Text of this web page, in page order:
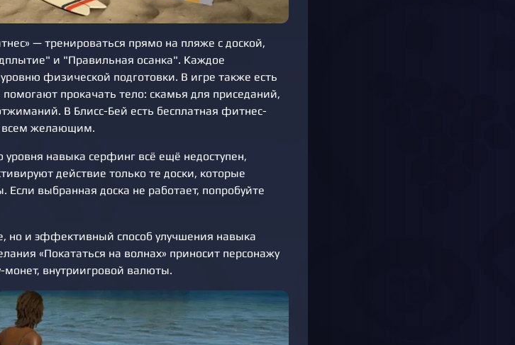
— тренироваться прямо на пляже с доской,
и "Правильная осанка". Каждое
физической подготовки. В игре также есть
прокачать тело: скамья для приседаний,
В Блисс-Бей есть бесплатная фитнес-
всем желающим.
навыка серфинг всё ещё недоступен,
действие только те доски, которые
Если выбранная доска не работает, попробуйте
но и эффективный способ улучшения навыка
«Покататься на волнах» приносит персонажу
внутриигровой валюты.